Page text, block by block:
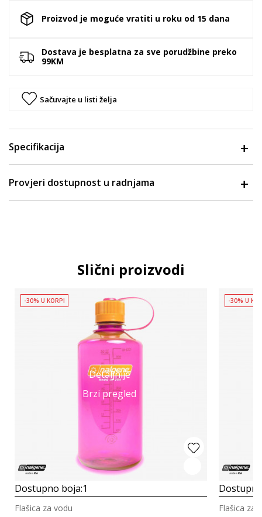
Proizvod je moguće vratiti u roku od 15 dana
Dostava je besplatna za sve porudžbine preko
99KM
Sačuvajte u listi želja
Specifikacija
Provjeri dostupnost u radnjama
Slični proizvodi
Detaljnije
Brzi pregled
-30% U KORPI
Dostupno boja:1
Flašica za vodu
-30% U
Flašica za